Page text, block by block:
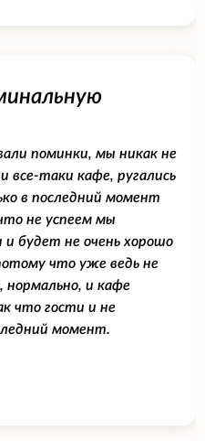
поминки, мы никак не
все-таки кафе, ругались
в последний момент
не успеем мы
будет не очень хорошо
что уже ведь не
нормально, и кафе
что гости и не
момент.